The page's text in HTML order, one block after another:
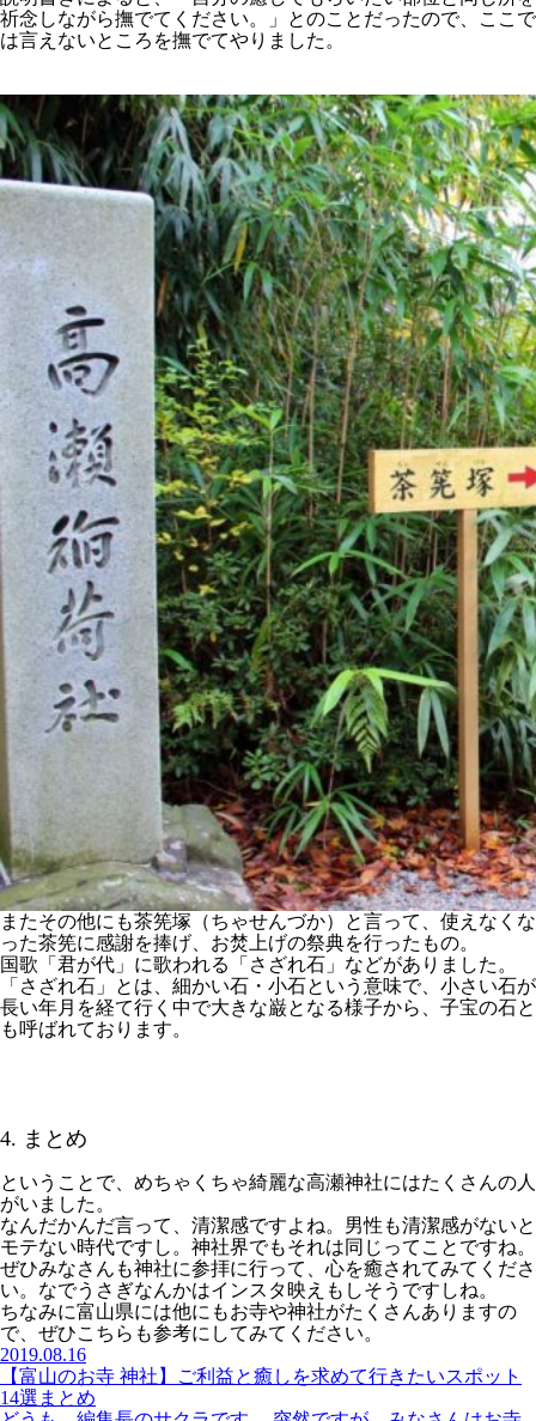
祈念しながら撫でてください。」とのことだったので、ここで
は言えないところを撫でてやりました。
またその他にも茶筅塚（ちゃせんづか）と言って、使えなくな
った茶筅に感謝を捧げ、お焚上げの祭典を行ったもの。
国歌「君が代」に歌われる「さざれ石」などがありました。
「さざれ石」とは、細かい石・小石という意味で、小さい石が
長い年月を経て行く中で大きな巌となる様子から、子宝の石と
も呼ばれております。
4. まとめ
ということで、めちゃくちゃ綺麗な高瀬神社にはたくさんの人
がいました。
なんだかんだ言って、清潔感ですよね。男性も清潔感がないと
モテない時代ですし。神社界でもそれは同じってことですね。
ぜひみなさんも神社に参拝に行って、心を癒されてみてくださ
い。なでうさぎなんかはインスタ映えもしそうですしね。
ちなみに富山県には他にもお寺や神社がたくさんありますの
で、ぜひこちらも参考にしてみてください。
2019.08.16
【富山のお寺 神社】ご利益と癒しを求めて行きたいスポット
14選まとめ